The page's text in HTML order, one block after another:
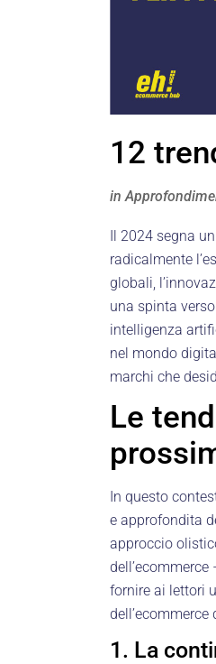
12
in
Il 2024 segna
radicalmente
globali,
una spinta
intelligenza
nel mondo
marchi che
Le
In questo
e approfondita
approccio
fornire ai lettori
dell’ecommerce
1. La